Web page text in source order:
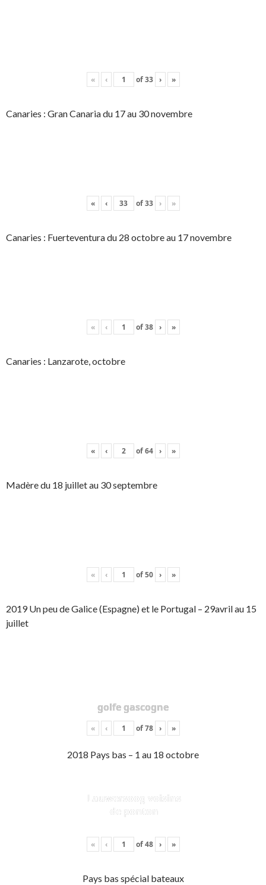
« ‹ of33 › »
Canaries : Gran Canaria du 17 au 30 novembre
« ‹ of33 › »
Canaries : Fuerteventura du 28 octobre au 17 novembre
« ‹ of38 › »
Canaries : Lanzarote, octobre
« ‹ of64 › »
Madère du 18 juillet au 30 septembre
« ‹ of50 › »
2019 Un peu de Galice (Espagne) et le Portugal – 29avril au 15
juillet
golfe gascogne
« ‹ of78 › »
2018 Pays bas – 1 au 18 octobre
Lauwersoog voisins
de ponton
« ‹ of48 › »
Pays bas spécial bateaux